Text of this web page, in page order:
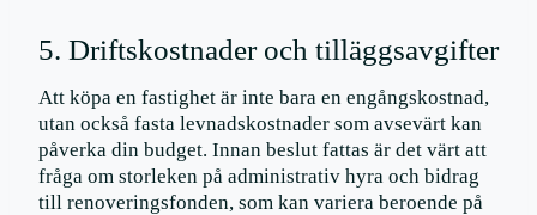
5. Driftskostnader och tilläggsavgifter
Att köpa en fastighet är inte bara en engångskostnad,
utan också fasta levnadskostnader som avsevärt kan
påverka din budget. Innan beslut fattas är det värt att
fråga om storleken på administrativ hyra och bidrag
till renoveringsfonden, som kan variera beroende på